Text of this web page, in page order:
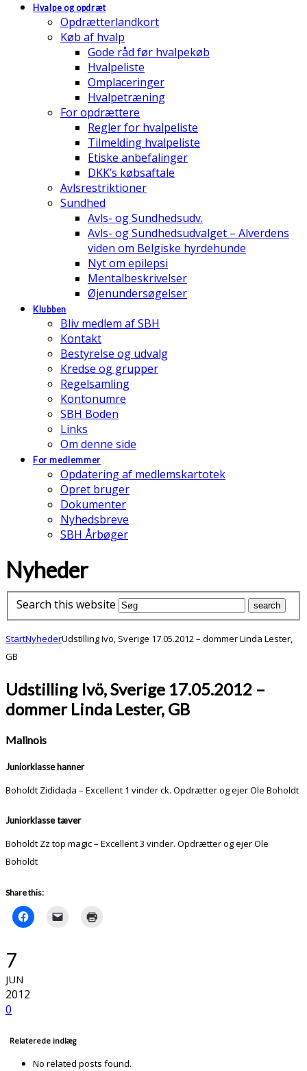
Hvalpe og opdræt
Opdrætterlandkort
Køb af hvalp
Gode råd før hvalpekøb
Hvalpeliste
Omplaceringer
Hvalpetræning
For opdrættere
Regler for hvalpeliste
Tilmelding hvalpeliste
Etiske anbefalinger
DKK’s købsaftale
Avlsrestriktioner
Sundhed
Avls- og Sundhedsudv.
Avls- og Sundhedsudvalget – Alverdens
viden om Belgiske hyrdehunde
Nyt om epilepsi
Mentalbeskrivelser
Øjenundersøgelser
Klubben
Bliv medlem af SBH
Kontakt
Bestyrelse og udvalg
Kredse og grupper
Regelsamling
Kontonumre
SBH Boden
Links
Om denne side
For medlemmer
Opdatering af medlemskartotek
Opret bruger
Dokumenter
Nyhedsbreve
SBH Årbøger
Nyheder
Search this website
StartNyhederUdstilling Ivö, Sverige 17.05.2012 – dommer Linda Lester,
GB
Udstilling Ivö, Sverige 17.05.2012 –
dommer Linda Lester, GB
Malinois
Juniorklasse hanner
Boholdt Zididada – Excellent 1 vinder ck. Opdrætter og ejer Ole Boholdt
Juniorklasse tæver
Boholdt Zz top magic – Excellent 3 vinder. Opdrætter og ejer Ole
Boholdt
Share this:
7
JUN
2012
0
Relaterede indlæg
No related posts found.